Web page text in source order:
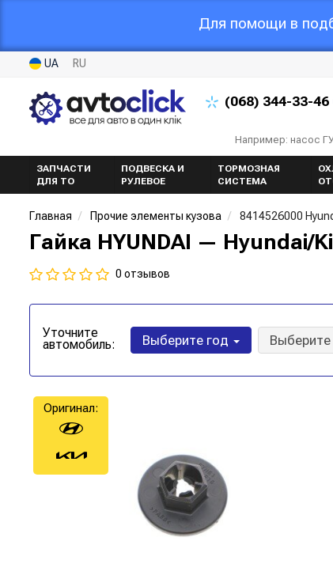
Для помощи в
UA RU
(068) 344-33-46
Например: насос
ЗАПЧАСТИ
ДЛЯ ТО
ПОДВЕСКА И
РУЛЕВОЕ
ТОРМОЗНАЯ
СИСТЕМА
Главная Прочие элементы кузова 8414526000
Гайка HYUNDAI — Hyundai/
0 отзывов
Уточните
автомобиль: Выберите год Выберите
Оригинал: